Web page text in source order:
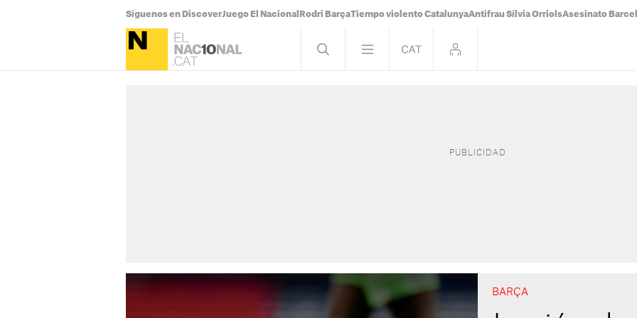
Síguenos en DiscoverJuego El Nacional Rodri BarçaTiempo violento CatalunyaAntifrau Sílvia OrriolsAsesinato
BARÇA